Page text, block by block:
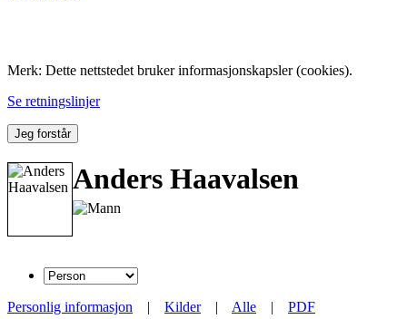
Merk: Dette nettstedet bruker informasjonskapsler (cookies).
Se retningslinjer
Jeg forstår
Anders Haavalsen
Personlig informasjon | Kilder| Alle | PDF